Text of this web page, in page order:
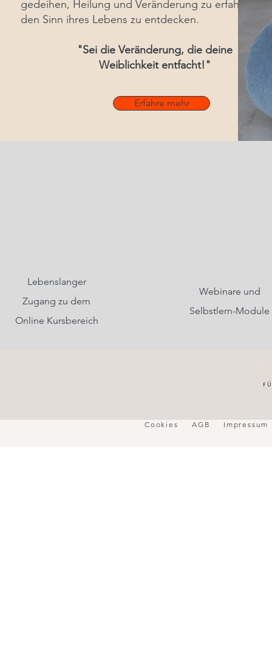
gedeihen, Heilung und Veränderung zu erfahren
den Sinn ihres Lebens zu entdecken.
"Sei die Veränderung, die deine
Weiblichkeit entfacht!"
Erfahre mehr
Lebenslanger
Zugang zu dem
Online Kursbereich
Webinare und
Selbstlern-Module
Cookies AGB Impressum